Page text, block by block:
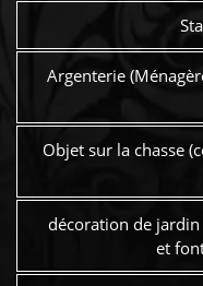
Argenterie
Objet sur la chasse
décoration de
et